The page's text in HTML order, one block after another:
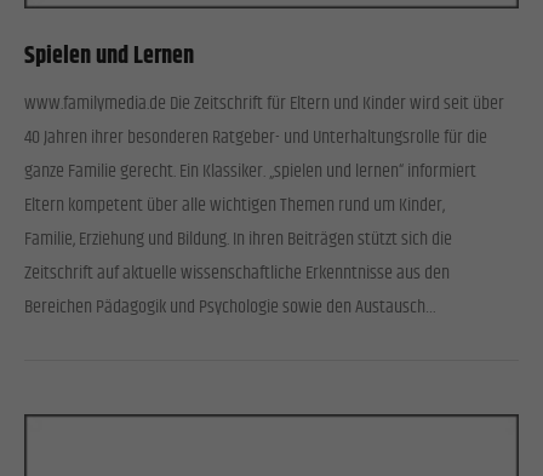
Spielen und Lernen
www.familymedia.de Die Zeitschrift für Eltern und Kinder wird seit über
40 Jahren ihrer besonderen Ratgeber- und Unterhaltungsrolle für die
ganze Familie gerecht. Ein Klassiker. „spielen und lernen“ informiert
Eltern kompetent über alle wichtigen Themen rund um Kinder,
Familie, Erziehung und Bildung. In ihren Beiträgen stützt sich die
Zeitschrift auf aktuelle wissenschaftliche Erkenntnisse aus den
Bereichen Pädagogik und Psychologie sowie den Austausch…